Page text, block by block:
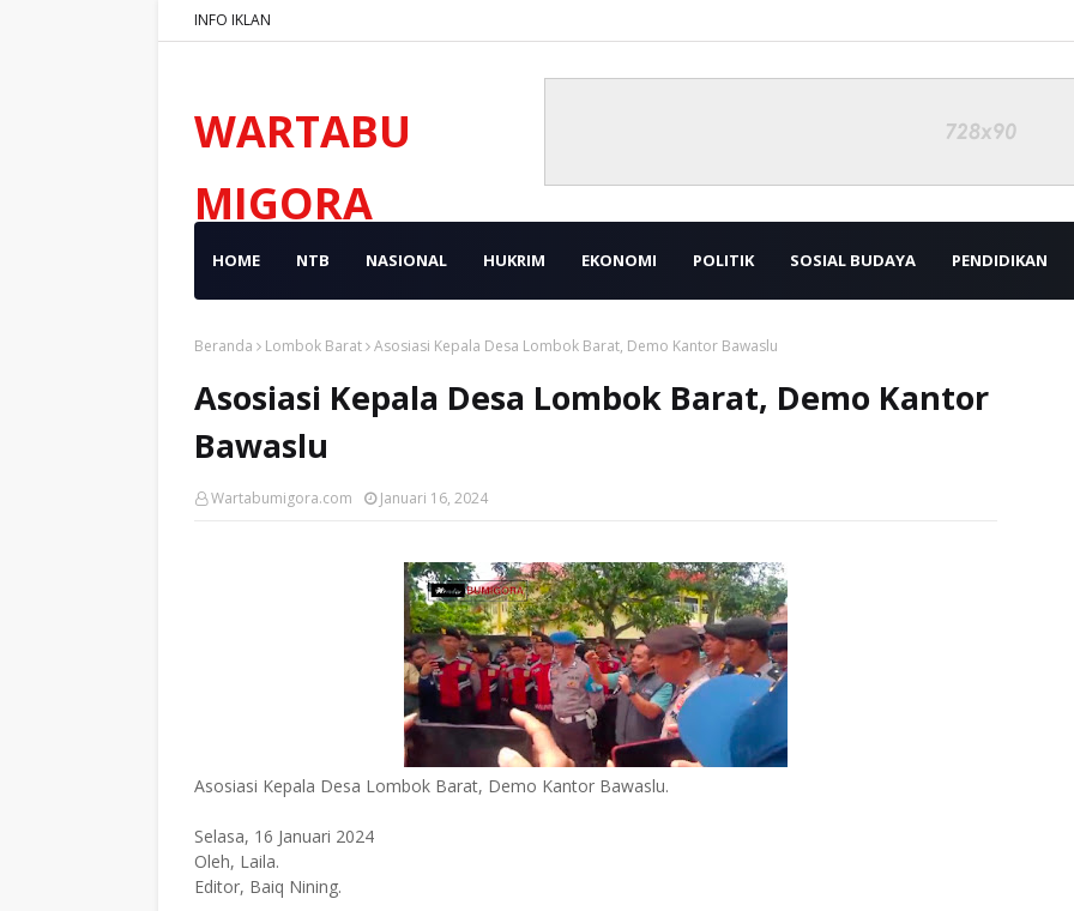
INFO IKLAN
WARTABU
MIGORA
HOME NTB NASIONAL HUKRIM EKONOMI POLITIK SOSIAL BUDAYA PENDIDIKAN
Beranda Lombok Barat Asosiasi Kepala Desa Lombok Barat, Demo Kantor Bawaslu
Asosiasi Kepala Desa Lombok Barat, Demo Kantor
Bawaslu
Wartabumigora.com Januari 16, 2024
Asosiasi Kepala Desa Lombok Barat, Demo Kantor Bawaslu.
Selasa, 16 Januari 2024
Oleh, Laila.
Editor, Baiq Nining.